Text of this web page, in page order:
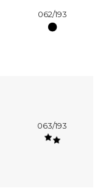
062/193
063/193